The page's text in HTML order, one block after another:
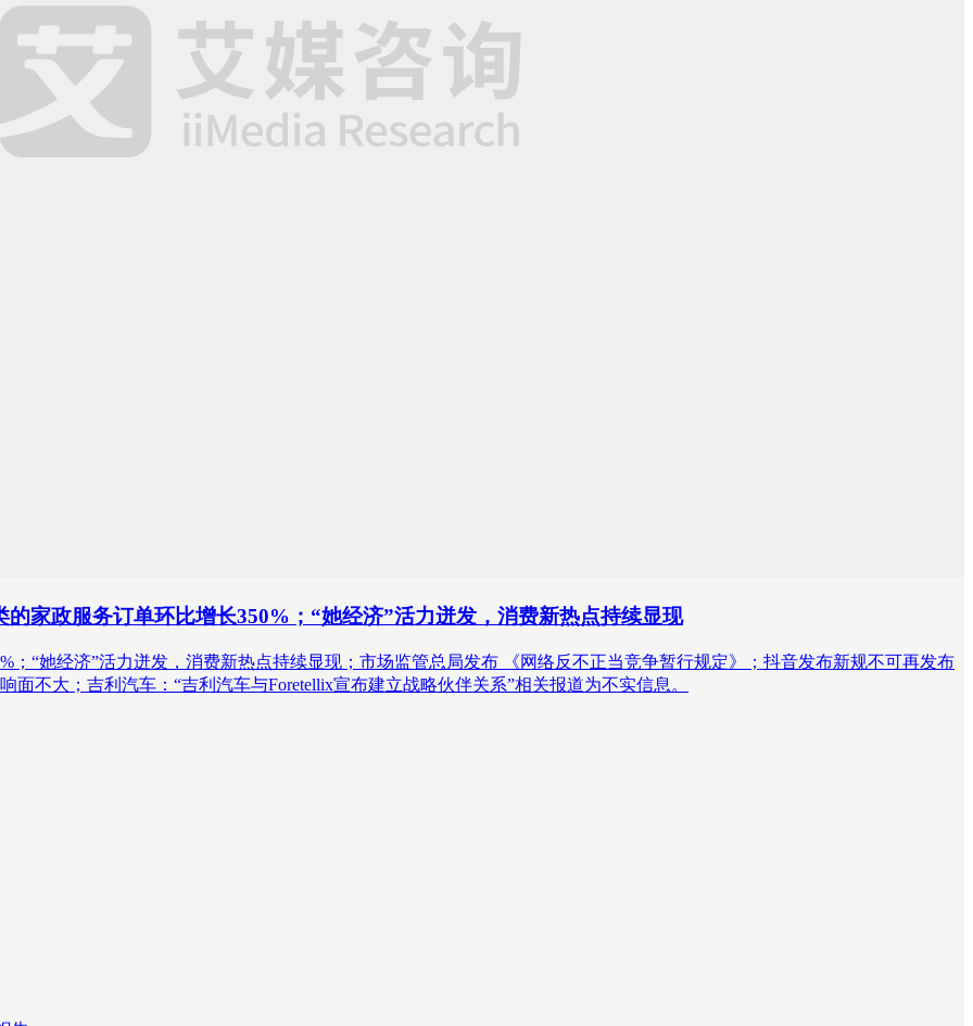
家政服务订单环比增长350%；“她经济”活力迸发，消费新热点持续显现
；“她经济”活力迸发，消费新热点持续显现；市场监管总局发布 《网络反不正当竞争暂行规定》；抖音发布新规不可再发布
不大；吉利汽车：“吉利汽车与Foretellix宣布建立战略伙伴关系”相关报道为不实信息。